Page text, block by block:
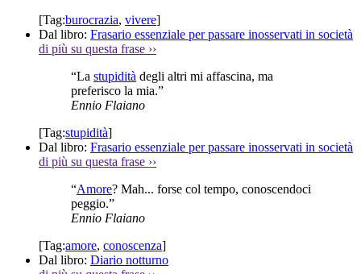
[Tag:burocrazia, vivere]
Dal libro: Frasario essenziale per passare inosservati in società
di più su questa frase ››
“La stupidità degli altri mi affascina, ma
preferisco la mia.”
Ennio Flaiano
[Tag:stupidità]
Dal libro: Frasario essenziale per passare inosservati in società
di più su questa frase ››
“Amore? Mah... forse col tempo, conoscendoci
peggio.”
Ennio Flaiano
[Tag:amore, conoscenza]
Dal libro: Diario notturno